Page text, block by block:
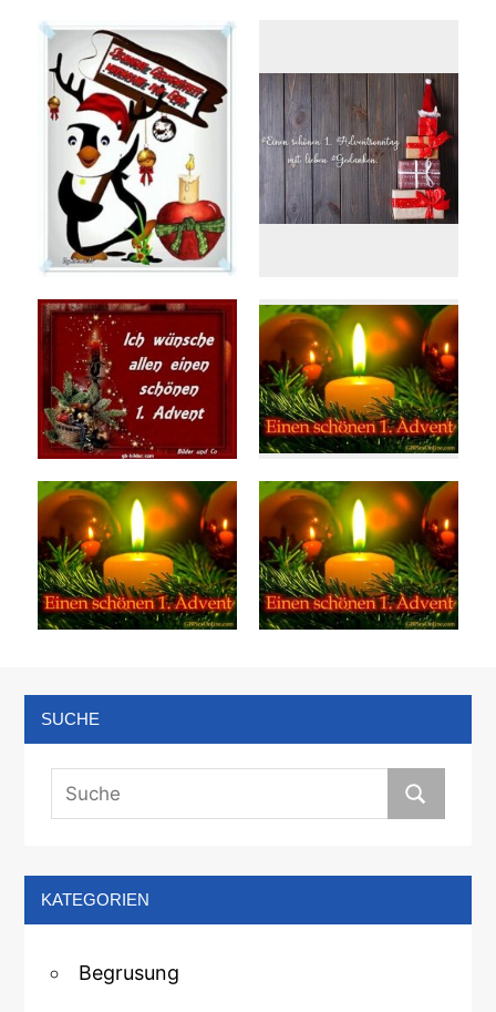
SUCHE
KATEGORIEN
Begrusung